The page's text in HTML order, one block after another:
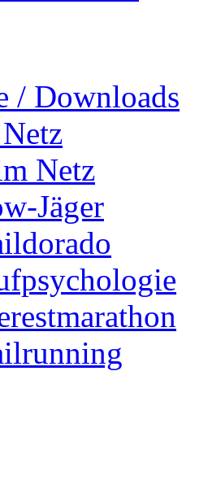
/ Downloads
Netz
Jäger